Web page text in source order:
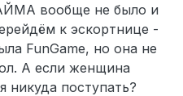
вообще не было и
к эскортнице -
FunGame, но она не
А если женщина
никуда поступать?